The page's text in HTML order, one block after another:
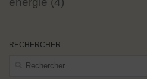
RECHERCHER